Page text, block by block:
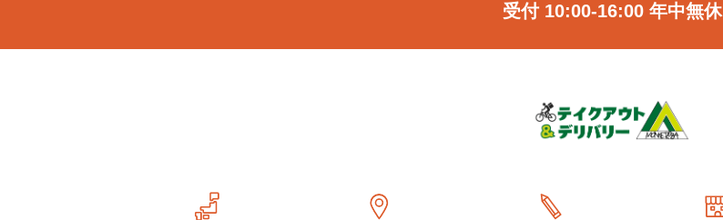
受付 10:00-16:00 年中無休